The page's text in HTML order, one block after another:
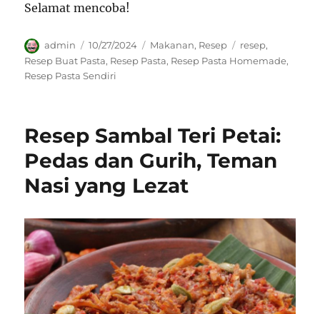
Selamat mencoba!
Author
admin
Posted
on
10/27/2024 Categories
Makanan, Resep Tags
resep,
Resep Buat Pasta, Resep Pasta, Resep Pasta Homemade,
Resep Pasta Sendiri
Resep Sambal Teri Petai:
Pedas dan Gurih, Teman
Nasi yang Lezat